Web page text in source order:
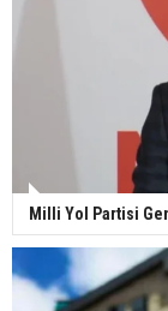
Milli Yol Partisi